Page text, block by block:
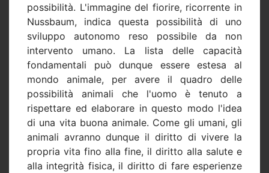
possibilità. L'immagine del fiorire, ricorrente in
Nussbaum, indica questa possibilità di uno
sviluppo autonomo reso possibile da non
intervento umano. La lista delle capacità
fondamentali può dunque essere estesa al
mondo animale, per avere il quadro delle
possibilità animali che l'uomo è tenuto a
rispettare ed elaborare in questo modo l'idea
di una vita buona animale. Come gli umani, gli
animali avranno dunque il diritto di vivere la
propria vita fino alla fine, il diritto alla salute e
alla integrità fisica, il diritto di fare esperienze